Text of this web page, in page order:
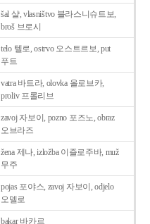
šal 샬, vlasništvo 블라스니슈트보,
broš 브로시
telo 텔로, ostrvo 오스트르보, put
푸트
vatra 바트라, olovka 올로브카,
proliv 프롤리브
zavoj 자보이, pozno 포즈노, obraz
오브라즈
žena 제나, izložba 이즐로주바, muž
무주
pojas 포야스, zavoj 자보이, odjelo
오델로
bakar 바카르